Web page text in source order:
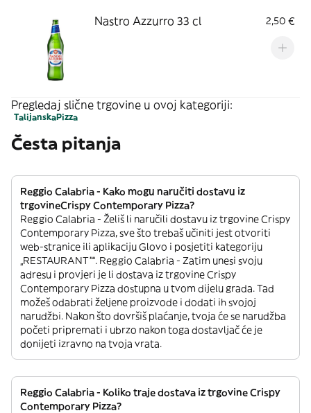
Nastro Azzurro 33 cl 2,50 €
Pregledaj slične trgovine u ovoj kategoriji:
TalijanskaPizza
Česta pitanja
Reggio Calabria - Kako mogu naručiti dostavu iz
trgovineCrispy Contemporary Pizza?
Reggio Calabria - Želiš li naručili dostavu iz trgovine Crispy
Contemporary Pizza, sve što trebaš učiniti jest otvoriti
web-stranice ili aplikaciju Glovo i posjetiti kategoriju
„RESTAURANT”“. Reggio Calabria - Zatim unesi svoju
adresu i provjeri je li dostava iz trgovine Crispy
Contemporary Pizza dostupna u tvom dijelu grada. Tad
možeš odabrati željene proizvode i dodati ih svojoj
narudžbi. Nakon što dovršiš plaćanje, tvoja će se narudžba
početi pripremati i ubrzo nakon toga dostavljač će je
donijeti izravno na tvoja vrata.
Reggio Calabria - Koliko traje dostava iz trgovine Crispy
Contemporary Pizza?